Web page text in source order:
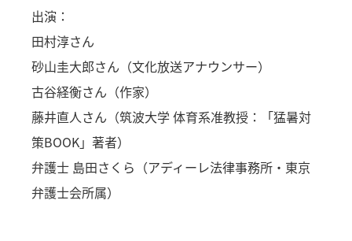
出演：
田村淳さん
砂山圭大郎さん（文化放送アナウンサー）
古谷経衡さん（作家）
藤井直人さん（筑波大学 体育系准教授：「猛暑対
策BOOK」著者）
弁護士 島田さくら（アディーレ法律事務所・東京
弁護士会所属）